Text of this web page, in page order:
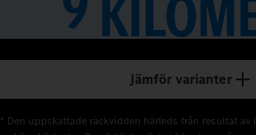
Jämför varianter
* Den uppskattade räckvidden härleds från resultat av
1
2